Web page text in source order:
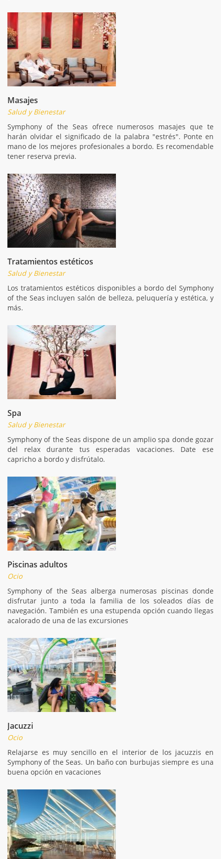
Masajes
Salud y Bienestar
Symphony of the Seas ofrece numerosos masajes que te
harán olvidar el significado de la palabra "estrés". Ponte en
mano de los mejores profesionales a bordo. Es recomendable
tener reserva previa.
Tratamientos estéticos
Salud y Bienestar
Los tratamientos estéticos disponibles a bordo del Symphony
of the Seas incluyen salón de belleza, peluquería y estética, y
más.
Spa
Salud y Bienestar
Symphony of the Seas dispone de un amplio spa donde gozar
del relax durante tus esperadas vacaciones. Date ese
capricho a bordo y disfrútalo.
Piscinas adultos
Ocio
Symphony of the Seas alberga numerosas piscinas donde
disfrutar junto a toda la familia de los soleados días de
navegación. También es una estupenda opción cuando llegas
acalorado de una de las excursiones
Jacuzzi
Ocio
Relajarse es muy sencillo en el interior de los jacuzzis en
Symphony of the Seas. Un baño con burbujas siempre es una
buena opción en vacaciones